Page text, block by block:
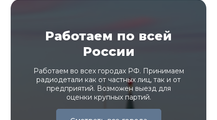
Работаем по всей
России
Работаем во всех городах РФ. Принимаем
радиодетали как от частных лиц, так и от
предприятий. Возможен выезд для
оценки крупных партий.